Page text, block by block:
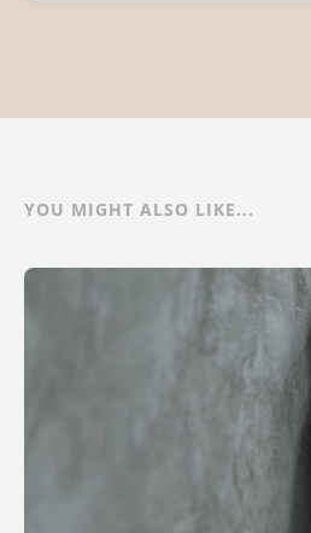
YOU MIGHT ALSO LIKE...